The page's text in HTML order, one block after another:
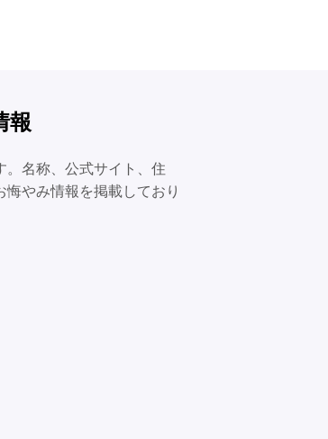
報
。名称、公式サイト、住
やみ情報を掲載しており